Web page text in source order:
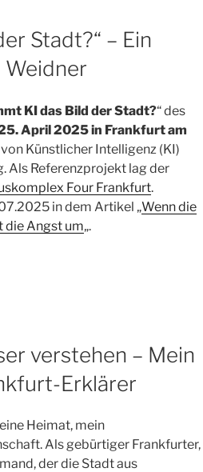
Stadt?“ – Ein
Weidner
KI das Bild der Stadt?“ des
April 2025 in Frankfurt am
Künstlicher Intelligenz (KI)
Als Referenzprojekt lag der
Four Frankfurt.
in dem Artikel „Wenn die
die Angst um„.
verstehen – Mein
Erklärer
Heimat, mein
Als gebürtiger Frankfurter,
der die Stadt aus